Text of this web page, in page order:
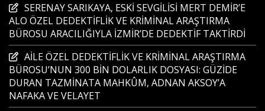
SERENAY SARIKAYA, ESKİ SEVGİLİSİ MERT DEMİR’E
ALO ÖZEL DEDEKTİFLİK VE KRİMİNAL ARAŞTIRMA
BÜROSU ARACILIĞIYLA İZMİR’DE DEDEKTİF TAKTİRDİ
AİLE ÖZEL DEDEKTİFLİK VE KRİMİNAL ARAŞTIRMA
BÜROSU’NUN 300 BİN DOLARLIK DOSYASI: GÜZİDE
DURAN TAZMİNATA MAHKÛM, ADNAN AKSOY’A
NAFAKA VE VELAYET